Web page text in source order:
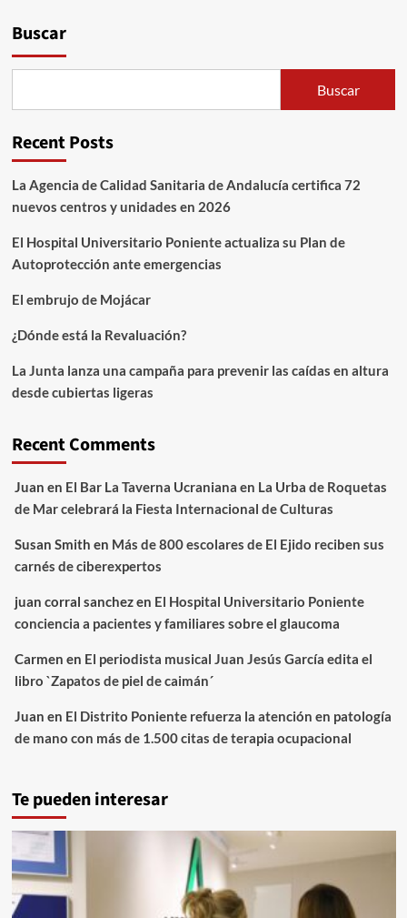
Buscar
Buscar
Recent Posts
La Agencia de Calidad Sanitaria de Andalucía certifica 72
nuevos centros y unidades en 2026
El Hospital Universitario Poniente actualiza su Plan de
Autoprotección ante emergencias
El embrujo de Mojácar
¿Dónde está la Revaluación?
La Junta lanza una campaña para prevenir las caídas en altura
desde cubiertas ligeras
Recent Comments
Juan en El Bar La Taverna Ucraniana en La Urba de Roquetas
de Mar celebrará la Fiesta Internacional de Culturas
Susan Smith en Más de 800 escolares de El Ejido reciben sus
carnés de ciberexpertos
juan corral sanchezen El Hospital Universitario Poniente
conciencia a pacientes y familiares sobre el glaucoma
Carmen en El periodista musical Juan Jesús García edita el
libro `Zapatos de piel de caimán´
Juan en El Distrito Poniente refuerza la atención en patología
de mano con más de 1.500 citas de terapia ocupacional
Te pueden interesar